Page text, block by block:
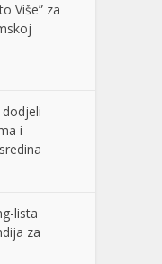
Više” za
i
lista
za